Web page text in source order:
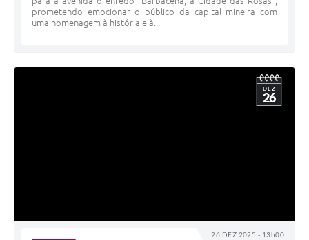
prometendo emocionar o público da capital mineira com
uma homenagem à história e à...
26 DEZ 2025 - 13h00
DEZ
26